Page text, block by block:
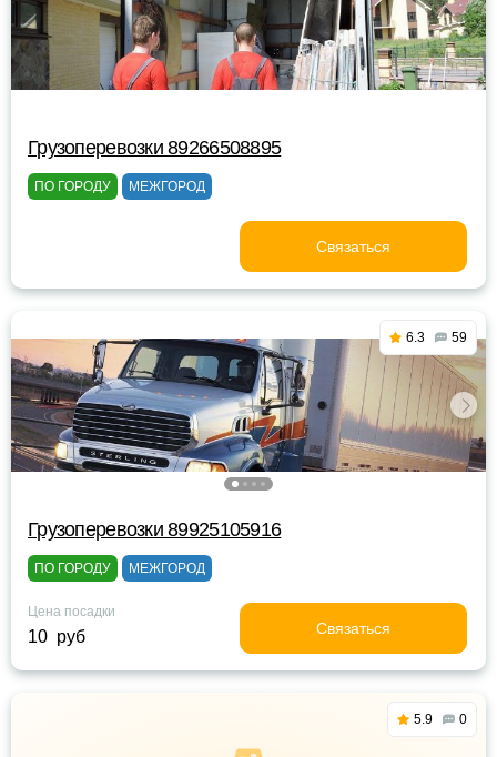
Грузоперевозки 89266508895
ПО ГОРОДУ МЕЖГОРОД
Связаться
6.3 59
Грузоперевозки 89925105916
ПО ГОРОДУ МЕЖГОРОД
Цена посадки
10 руб Связаться
5.9 0